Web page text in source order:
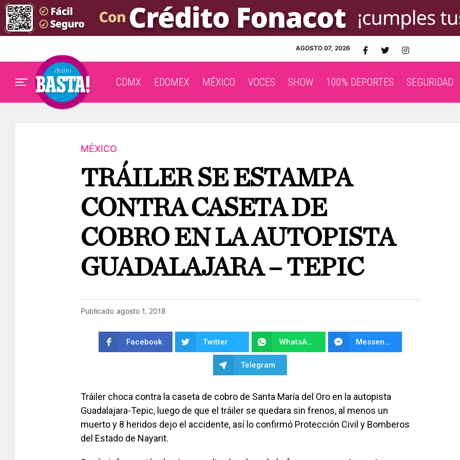
AGOSTO 07, 2026
CDMX EDOMEX MÉXICO VOCES SHOW 100% DEPORTES SEGURIDAD
MÉXICO
TRÁILER SE ESTAMPA
CONTRA CASETA DE
COBRO EN LA AUTOPISTA
GUADALAJARA – TEPIC
Publicado agosto 1, 2018
Facebook Twitter WhatsApp Messenger
Telegram
Tráiler choca contra la caseta de cobro de Santa María del Oro en la autopista
Guadalajara-Tepic, luego de que el tráiler se quedara sin frenos, al menos un
muerto y 8 heridos dejo el accidente, así lo confirmó Protección Civil y Bomberos
del Estado de Nayarit.